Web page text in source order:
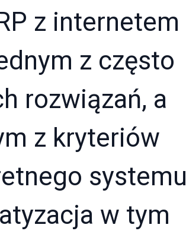
z internetem
z często
rozwiązań, a
z kryteriów
systemu
w tym